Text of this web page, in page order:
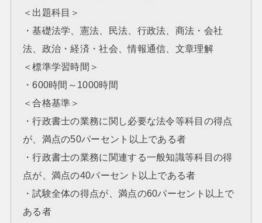
＜出題科目＞
・基礎法学、憲法、民法、行政法、商法・会社
法、政治・経済・社会、情報通信、文章理解
＜標準学習時間＞
・600時間～1000時間
＜合格基準＞
・行政書士の業務に関し必要な法令等科目の得点
が、満点の50パーセント以上である者
・行政書士の業務に関連する一般知識等科目の得
点が、満点の40パーセント以上である者
・試験全体の得点が、満点の60パーセント以上で
ある者